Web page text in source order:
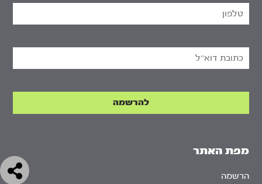
מפת האתר
הרשמה